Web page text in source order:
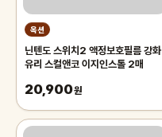
옥션
닌텐도 스위치2 액정보호필름 강화
유리 스컬앤코 이지인스톨 2매
20,900원